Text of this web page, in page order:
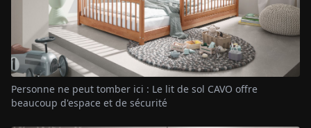
Personne ne peut tomber ici : Le lit de sol CAVO offre
beaucoup d'espace et de sécurité